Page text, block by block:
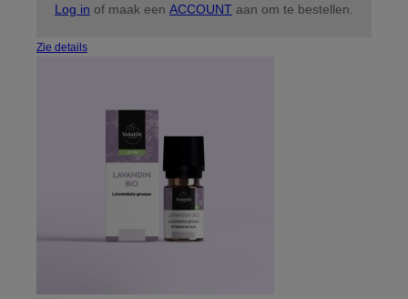
Log in of maak een ACCOUNT aan om te bestellen.
Zie details